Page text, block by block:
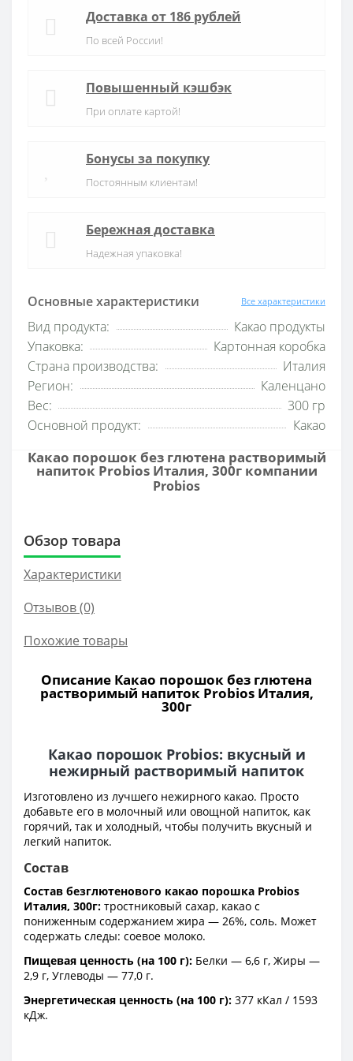
Основные характеристики Все характеристики
Вид продукта:
Какао продукты
Упаковка:
Картонная коробка
Страна производства:
Италия
Регион:
Каленцано
Вес:
300 гр
Основной продукт:
Какао
Доставка от 186 рублей
По всей России!
Повышенный кэшбэк
При оплате картой!
Бонусы за покупку
Постоянным клиентам!
Бережная доставка
Надежная упаковка!
Какао порошок без глютена растворимый
напиток Probios Италия, 300г компании
Probios
Обзор товара
Характеристики
Отзывов (0)
Похожие товары
Описание Какао порошок без глютена
растворимый напиток Probios Италия,
300г
Какао порошок Probios: вкусный и
нежирный растворимый напиток
Изготовлено из лучшего нежирного какао. Просто
добавьте его в молочный или овощной напиток, как
горячий, так и холодный, чтобы получить вкусный и
легкий напиток.
Состав
Состав безглютенового какао порошка Probios
Италия, 300г: тростниковый сахар, какао с
пониженным содержанием жира — 26%, соль. Может
содержать следы: соевое молоко.
Пищевая ценность (на 100 г): Белки — 6,6 г, Жиры —
2,9 г, Углеводы — 77,0 г.
Энергетическая ценность (на 100 г): 377 кКал / 1593
кДж.